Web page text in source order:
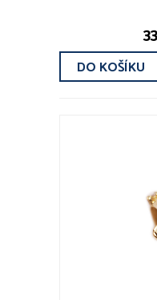
DO KOŠÍKU